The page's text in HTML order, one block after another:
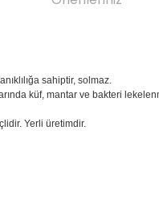
sahiptir, solmaz.
küf, mantar ve bakteri
Yerli üretimdir.